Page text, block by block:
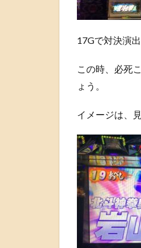
17Gで対決演
この時、必死
ょう。
イメージは、